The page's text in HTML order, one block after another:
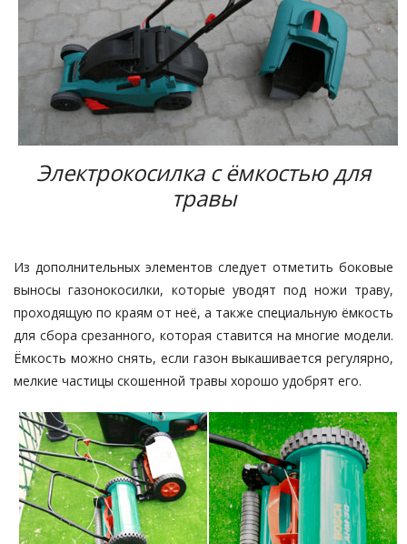
Электрокосилка с ёмкостью для
травы
Из дополнительных элементов следует отметить боковые
выносы газонокосилки, которые уводят под ножи траву,
проходящую по краям от неё, а также специальную ёмкость
для сбора срезанного, которая ставится на многие модели.
Ёмкость можно снять, если газон выкашивается регулярно,
мелкие частицы скошенной травы хорошо удобрят его.